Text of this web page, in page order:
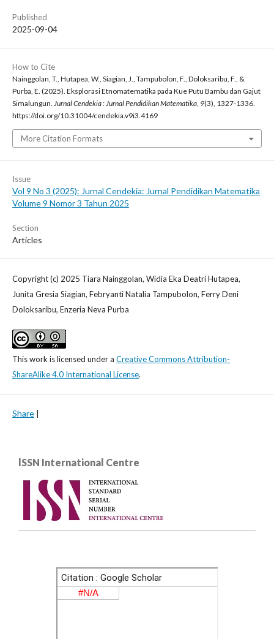
Published
2025-09-04
How to Cite
Nainggolan, T., Hutapea, W., Siagian, J., Tampubolon, F., Doloksaribu, F., &
Purba, E. (2025). Eksplorasi Etnomatematika pada Kue Putu Bambu dan Gajut
Simalungun. Jurnal Cendekia : Jurnal Pendidikan Matematika, 9(3), 1327-1336.
https://doi.org/10.31004/cendekia.v9i3.4169
More Citation Formats
Issue
Vol 9 No 3 (2025): Jurnal Cendekia: Jurnal Pendidikan Matematika
Volume 9 Nomor 3 Tahun 2025
Section
Articles
Copyright (c) 2025 Tiara Nainggolan, Widia Eka Deatri Hutapea,
Junita Gresia Siagian, Febryanti Natalia Tampubolon, Ferry Deni
Doloksaribu, Enzeria Neva Purba
This work is licensed under a Creative Commons Attribution-
ShareAlike 4.0 International License.
Share |
lSSN International Centre